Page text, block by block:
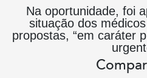
Na oportunidade, foi
situação dos
propostas, “em caráter